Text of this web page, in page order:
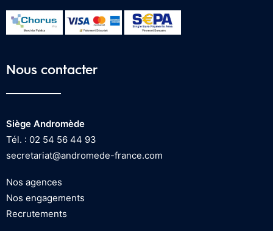
Nous contacter
Siège Andromède
Tél. : 02 54 56 44 93
secretariat@andromede-france.com
Nos agences
Nos engagements
Recrutements